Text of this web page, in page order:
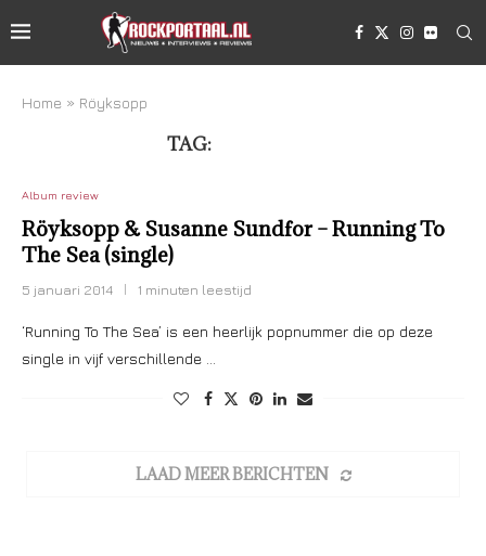
Home » Röyksopp
TAG:
Album review
Röyksopp & Susanne Sundfor – Running To
The Sea (single)
5 januari 2014 1 minuten leestijd
‘Running To The Sea’ is een heerlijk popnummer die op deze
single in vijf verschillende …
LAAD MEER BERICHTEN